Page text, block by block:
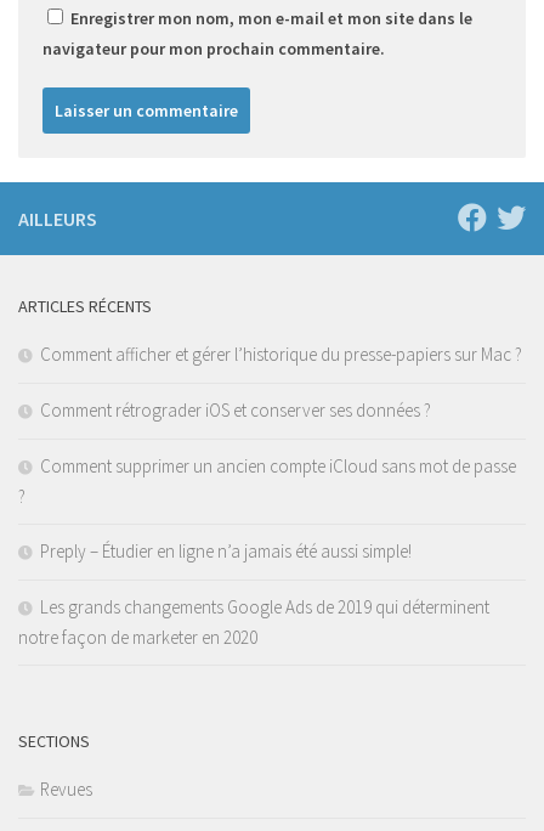
Enregistrer mon nom, mon e-mail et mon site dans le
navigateur pour mon prochain commentaire.
AILLEURS
ARTICLES RÉCENTS
Comment afficher et gérer l’historique du presse-papiers sur Mac ?
Comment rétrograder iOS et conserver ses données ?
Comment supprimer un ancien compte iCloud sans mot de passe
?
Preply – Étudier en ligne n’a jamais été aussi simple!
Les grands changements Google Ads de 2019 qui déterminent
notre façon de marketer en 2020
SECTIONS
Revues